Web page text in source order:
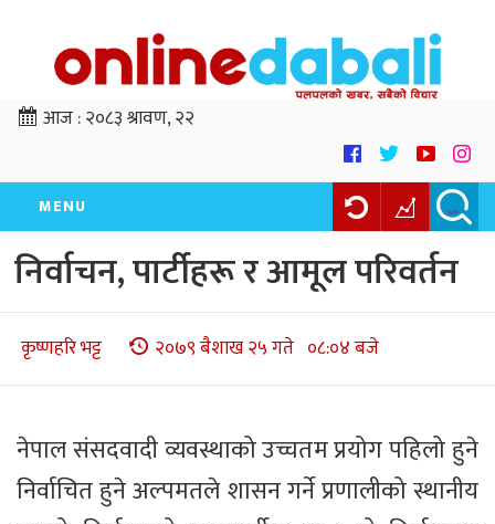
आज :२०८३ श्रावण, २२
MENU
निर्वाचन, पार्टीहरू र आमूल परिवर्तन
कृष्णहरि भट्ट २०७९ बैशाख २५ गते ०८:०४ बजे
नेपाल संसदवादी व्यवस्थाको उच्चतम प्रयोग पहिलो हुने
निर्वाचित हुने अल्पमतले शासन गर्ने प्रणालीको स्थानीय